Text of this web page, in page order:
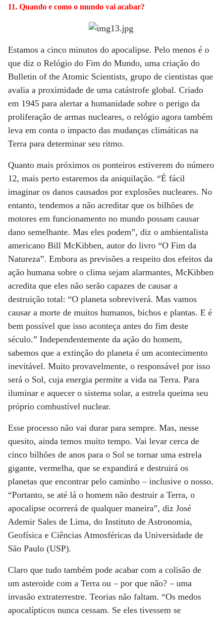
11. Quando e como o mundo vai acabar?
Estamos a cinco minutos do apocalipse. Pelo menos é o
que diz o Relógio do Fim do Mundo, uma criação do
Bulletin of the Atomic Scientists, grupo de cientistas que
avalia a proximidade de uma catástrofe global. Criado
em 1945 para alertar a humanidade sobre o perigo da
proliferação de armas nucleares, o relógio agora também
leva em conta o impacto das mudanças climáticas na
Terra para determinar seu ritmo.
Quanto mais próximos os ponteiros estiverem do número
12, mais perto estaremos da aniquilação. “É fácil
imaginar os danos causados por explosões nucleares. No
entanto, tendemos a não acreditar que os bilhões de
motores em funcionamento no mundo possam causar
dano semelhante. Mas eles podem”, diz o ambientalista
americano Bill McKibben, autor do livro “O Fim da
Natureza”. Embora as previsões a respeito dos efeitos da
ação humana sobre o clima sejam alarmantes, McKibben
acredita que eles não serão capazes de causar a
destruição total: “O planeta sobreviverá. Mas vamos
causar a morte de muitos humanos, bichos e plantas. E é
bem possível que isso aconteça antes do fim deste
século.” Independentemente da ação do homem,
sabemos que a extinção do planeta é um acontecimento
inevitável. Muito provavelmente, o responsável por isso
será o Sol, cuja energia permite a vida na Terra. Para
iluminar e aquecer o sistema solar, a estrela queima seu
próprio combustível nuclear.
Esse processo não vai durar para sempre. Mas, nesse
quesito, ainda temos muito tempo. Vai levar cerca de
cinco bilhões de anos para o Sol se tornar uma estrela
gigante, vermelha, que se expandirá e destruirá os
planetas que encontrar pelo caminho – inclusive o nosso.
“Portanto, se até lá o homem não destruir a Terra, o
apocalipse ocorrerá de qualquer maneira”, diz José
Ademir Sales de Lima, do Instituto de Astronomia,
Geofísica e Ciências Atmosféricas da Universidade de
São Paulo (USP).
Claro que tudo também pode acabar com a colisão de
um asteroide com a Terra ou – por que não? – uma
invasão extraterrestre. Teorias não faltam. “Os medos
apocalípticos nunca cessam. Se eles tivessem se